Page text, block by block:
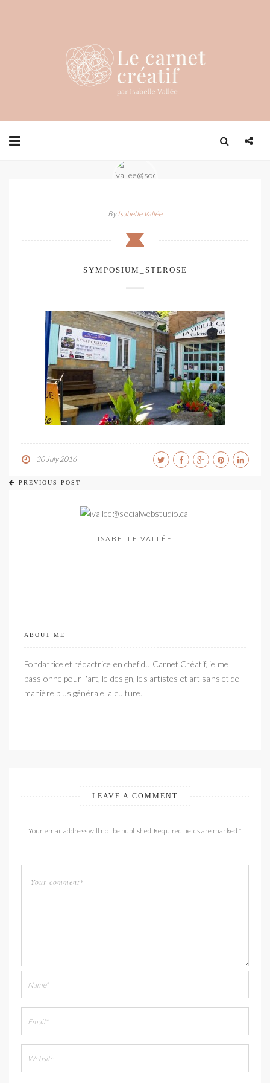
ByIsabelle Vallée
SYMPOSIUM_STEROSE
30 July 2016
PREVIOUS POST
ISABELLE VALLÉE
ABOUT ME
Fondatrice et rédactrice en chef du Carnet Créatif, je me
passionne pour l'art, le design, les artistes et artisans et de
manière plus générale la culture.
LEAVE A COMMENT
Your email address will not be published. Required fields are marked *